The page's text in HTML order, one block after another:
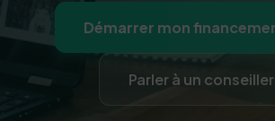
Démarrer mon
Parler à un conseiller